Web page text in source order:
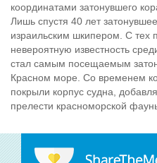
координатами затонувшего
Лишь спустя 40 лет
израильским шкипером. С тех
невероятную известность
стал самым посещаемым
Красном море. Со временем
покрыли корпус судна,
прелести красноморской